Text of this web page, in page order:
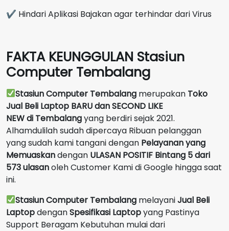
✔ Hindari Aplikasi Bajakan agar terhindar dari Virus
FAKTA KEUNGGULAN Stasiun
Computer Tembalang
Stasiun Computer Tembalang merupakan Toko
Jual Beli Laptop BARU dan SECOND LIKE
NEWdi Tembalangyang berdiri sejak 2021.
Alhamdulilah sudah dipercaya Ribuan pelanggan
yang sudah kami tangani dengan Pelayanan yang
Memuaskandengan ULASAN POSITIF Bintang 5 dari
573 ulasanoleh Customer Kami di Google hingga saat
ini.
Stasiun Computer Tembalang melayaniJual Beli
LaptopdenganSpesifikasi Laptopyang Pastinya
Support Beragam Kebutuhan mulai dari